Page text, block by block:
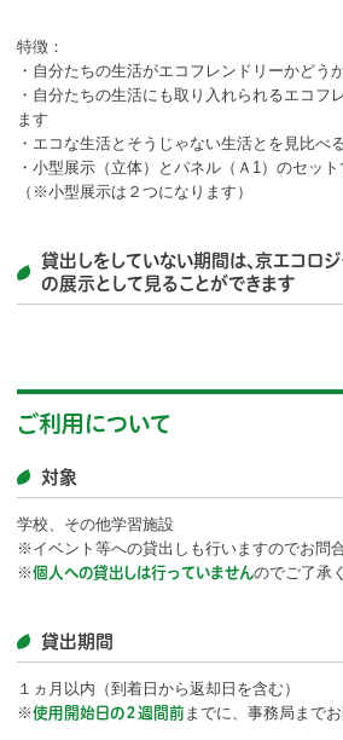
特徴：
・自分たちの生活がエコフレンドリーかどう
・自分たちの生活にも取り入れられるエコフ
ます
・エコな生活とそうじゃない生活とを見比べ
・小型展示（立体）とパネル（Ａ1）のセッ
（※小型展示は２つになります）
貸出しをしていない期間は、京エコロ
の展示として見ることができます
ご利用について
対象
学校、その他学習施設
※イベント等への貸出しも行いますのでお問
※個人への貸出しは行っていませんのでご了承
貸出期間
１ヵ月以内（到着日から返却日を含む）
※使用開始日の２週間前 までに、事務局まで